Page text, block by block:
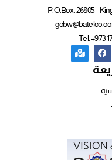
P.O.Box: 26805 -
Tel: +973